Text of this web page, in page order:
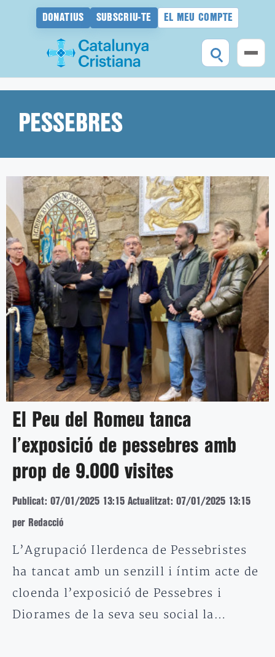
DONATIUS SUBSCRIU-TE EL MEU COMPTE
contingutPESSEBRES
El Peu del Romeu tanca
l’exposició de pessebres amb
prop de 9.000 visites
Publicat: 07/01/2025 13:15 Actualitzat: 07/01/2025 13:15
per Redacció
L’Agrupació Ilerdenca de Pessebristes
ha tancat amb un senzill i íntim acte de
cloenda l’exposició de Pessebres i
Diorames de la seva seu social la…